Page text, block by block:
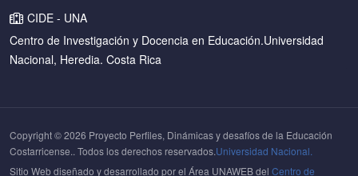
CIDE - UNA
Centro de Investigación y Docencia en Educación.Universidad
Nacional, Heredia. Costa Rica
Copyright © 2026 Proyecto Perfiles, Dinámicas y desafíos de la Educación
Costarricense.. Todos los derechos reservados.Universidad Nacional.
Sitio Web diseñado y desarrollado por el Área UNAWEB del Centro de